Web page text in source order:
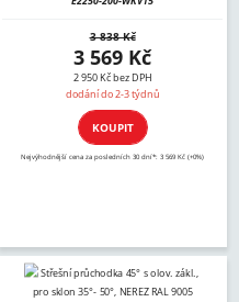
3 838 Kč
3 569 Kč
2 950 Kč bez DPH
dodání do 2-3 týdnů
KOUPIT
Nejvýhodnější cena za posledních 30 dní*: 3 569 Kč (+0%)